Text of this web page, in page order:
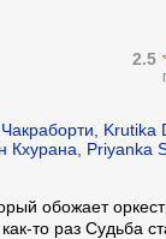
2.5
Priyanka
обожает
то раз Судьба